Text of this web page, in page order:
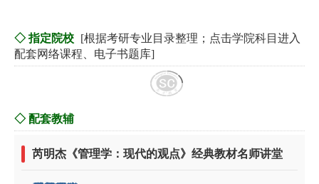
◇ 指定院校 [根据考研专业目录整理；点击学院科目进入
配套网络课程、电子书题库]
◇ 配套教辅
芮明杰《管理学：现代的观点》经典教材名师讲堂